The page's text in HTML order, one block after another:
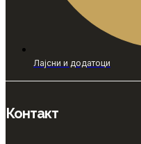
Лајсни и додатоци
Контакт